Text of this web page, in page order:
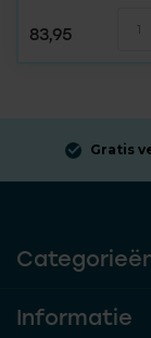
83,95
Gratis
Informatie